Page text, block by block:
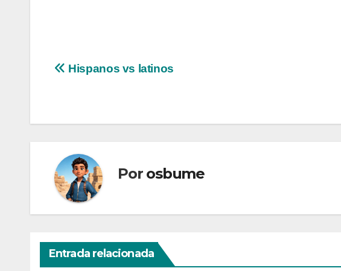
Navegación
entradas
Hispanos vs latinos
Por osbume
Entrada relacionada